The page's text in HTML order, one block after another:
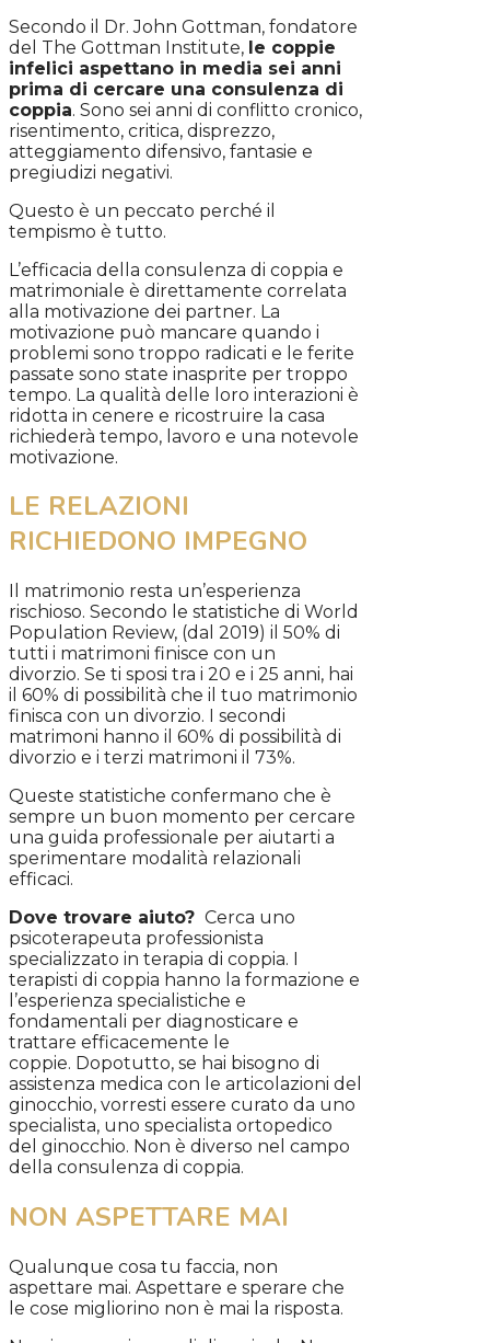
Secondo il Dr. John Gottman, fondatore
del The Gottman Institute, le coppie
infelici aspettano in media sei anni
prima di cercare una consulenza di
coppia. Sono sei anni di conflitto cronico,
risentimento, critica, disprezzo,
atteggiamento difensivo, fantasie e
pregiudizi negativi.
Questo è un peccato perché il
tempismo è tutto.
L’efficacia della consulenza di coppia e
matrimoniale è direttamente correlata
alla motivazione dei partner. La
motivazione può mancare quando i
problemi sono troppo radicati e le ferite
passate sono state inasprite per troppo
tempo. La qualità delle loro interazioni è
ridotta in cenere e ricostruire la casa
richiederà tempo, lavoro e una notevole
motivazione.
LE RELAZIONI
RICHIEDONO IMPEGNO
Il matrimonio resta un’esperienza
rischioso. Secondo le statistiche di World
Population Review, (dal 2019) il 50% di
tutti i matrimoni finisce con un
divorzio. Se ti sposi tra i 20 e i 25 anni, hai
il 60% di possibilità che il tuo matrimonio
finisca con un divorzio. I secondi
matrimoni hanno il 60% di possibilità di
divorzio e i terzi matrimoni il 73%.
Queste statistiche confermano che è
sempre un buon momento per cercare
una guida professionale per aiutarti a
sperimentare modalità relazionali
efficaci.
Dove trovare aiuto? Cerca uno
psicoterapeuta professionista
specializzato in terapia di coppia. I
terapisti di coppia hanno la formazione e
l’esperienza specialistiche e
fondamentali per diagnosticare e
trattare efficacemente le
coppie. Dopotutto, se hai bisogno di
assistenza medica con le articolazioni del
ginocchio, vorresti essere curato da uno
specialista, uno specialista ortopedico
del ginocchio. Non è diverso nel campo
della consulenza di coppia.
NON ASPETTARE MAI
Qualunque cosa tu faccia, non
aspettare mai. Aspettare e sperare che
le cose migliorino non è mai la risposta.